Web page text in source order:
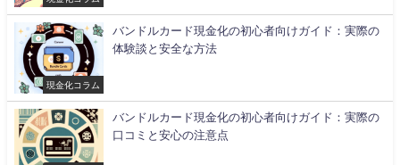
現金化コラム
バンドルカード現金化の初心者向けガイド：実際の
体験談と安全な方法
バンドルカード現金化の初心者向けガイド：実際の
口コミと安心の注意点